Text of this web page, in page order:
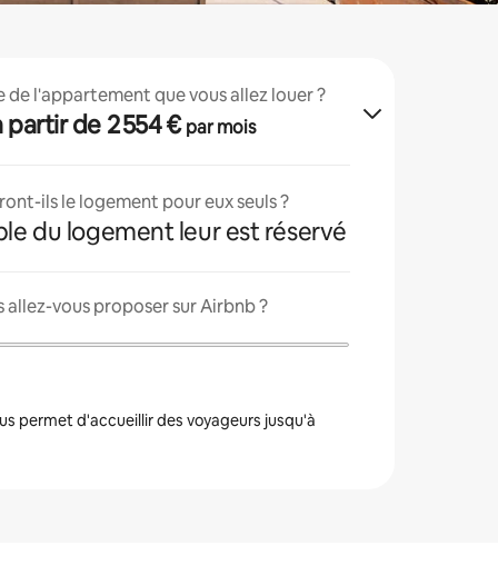
de l'appartement que vous allez louer ?
à partir de 2 554 €par mois
ils le logement pour eux seuls ?
du logement leur est réservé
allez-vous proposer sur Airbnb ?
permet d'accueillir des voyageurs jusqu'à